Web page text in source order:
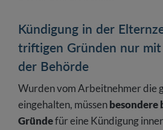
Kündigung in der
triftigen Gründen nur
der Behörde
Wurden vom Arbeitnehmer die
eingehalten, müssenbesondere
Gründefür eine Kündigung